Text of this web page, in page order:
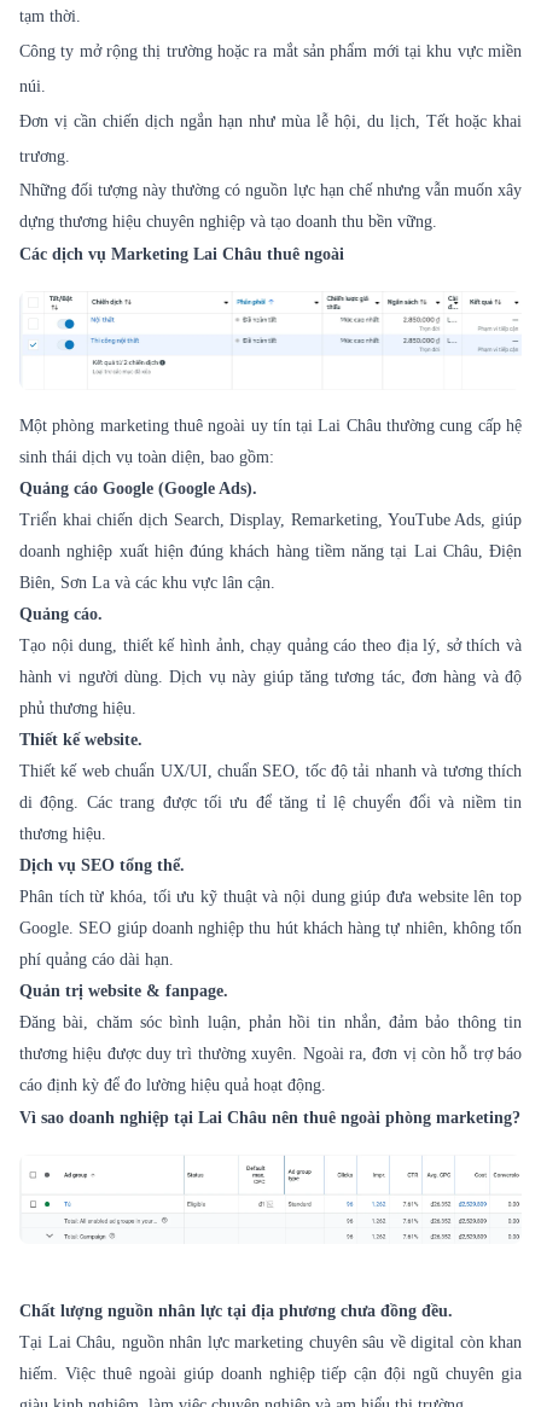
tạm thời.
Công ty mở rộng thị trường hoặc ra mắt sản phẩm mới tại khu vực miền
núi.
Đơn vị cần chiến dịch ngắn hạn như mùa lễ hội, du lịch, Tết hoặc khai
trương.
Những đối tượng này thường có nguồn lực hạn chế nhưng vẫn muốn xây
dựng thương hiệu chuyên nghiệp và tạo doanh thu bền vững.
Các dịch vụ Marketing Lai Châu thuê ngoài
Một phòng marketing thuê ngoài uy tín tại Lai Châu thường cung cấp hệ
sinh thái dịch vụ toàn diện, bao gồm:
Quảng cáo Google (Google Ads).
Triển khai chiến dịch Search, Display, Remarketing, YouTube Ads, giúp
doanh nghiệp xuất hiện đúng khách hàng tiềm năng tại Lai Châu, Điện
Biên, Sơn La và các khu vực lân cận.
Quảng cáo.
Tạo nội dung, thiết kế hình ảnh, chạy quảng cáo theo địa lý, sở thích và
hành vi người dùng. Dịch vụ này giúp tăng tương tác, đơn hàng và độ
phủ thương hiệu.
Thiết kế website.
Thiết kế web chuẩn UX/UI, chuẩn SEO, tốc độ tải nhanh và tương thích
di động. Các trang được tối ưu để tăng tỉ lệ chuyển đổi và niềm tin
thương hiệu.
Dịch vụ SEO tổng thể.
Phân tích từ khóa, tối ưu kỹ thuật và nội dung giúp đưa website lên top
Google. SEO giúp doanh nghiệp thu hút khách hàng tự nhiên, không tốn
phí quảng cáo dài hạn.
Quản trị website & fanpage.
Đăng bài, chăm sóc bình luận, phản hồi tin nhắn, đảm bảo thông tin
thương hiệu được duy trì thường xuyên. Ngoài ra, đơn vị còn hỗ trợ báo
cáo định kỳ để đo lường hiệu quả hoạt động.
Vì sao doanh nghiệp tại Lai Châu nên thuê ngoài phòng marketing?
Chất lượng nguồn nhân lực tại địa phương chưa đồng đều.
Tại Lai Châu, nguồn nhân lực marketing chuyên sâu về digital còn khan
hiếm. Việc thuê ngoài giúp doanh nghiệp tiếp cận đội ngũ chuyên gia